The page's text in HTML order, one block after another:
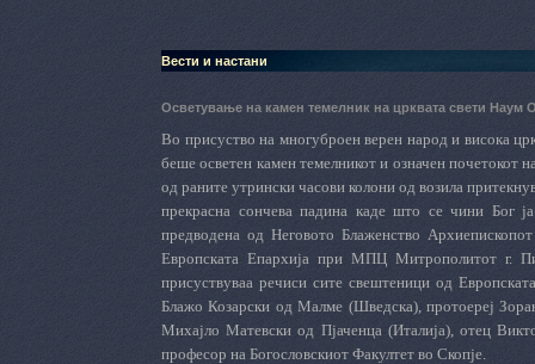
Вести и настани
Осветување на камен темелник на црквата свети Наум
Во присуство на многуброен верен народ и висока
беше осветен камен темелникот и означен
од раните утрински часови колони од возила
прекрасна сончева падина каде што се чини Бог
предводена од Неговото Блаженство
Европската Епархија при МПЦ Митрополитот г.
присуствуваа речиси сите свештеници од
Блажо Козарски од Малме (Шведска), протоереј
Михајло Матевски од Пјаченца (Италија), отец
професор на Богословскиот Факултет во Скопје.